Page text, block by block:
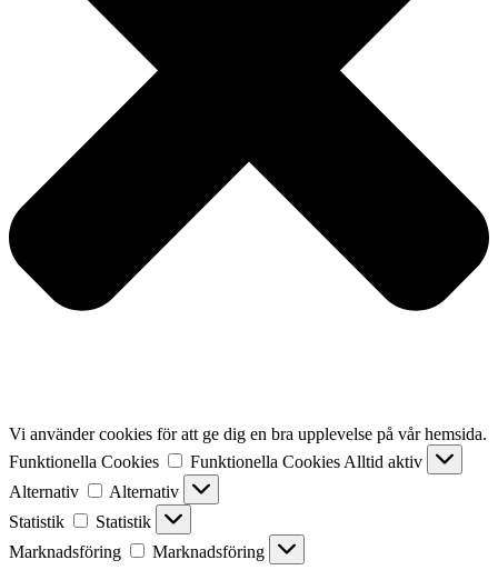
Vi använder cookies för att ge dig en bra upplevelse på vår hemsida.
Funktionella Cookies
Funktionella Cookies Alltid aktiv
Alternativ
Alternativ
Statistik
Statistik
Marknadsföring
Marknadsföring